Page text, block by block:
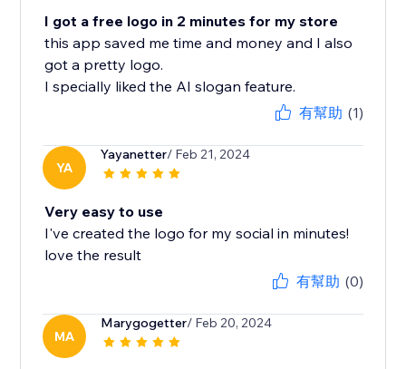
I got a free logo in 2 minutes for my store
this app saved me time and money and I also
got a pretty logo.
I specially liked the AI slogan feature.
有幫助 (1)
YA
Yayanetter/ Feb 21, 2024
Very easy to use
I've created the logo for my social in minutes!
love the result
有幫助 (0)
MA
Marygogetter/ Feb 20, 2024